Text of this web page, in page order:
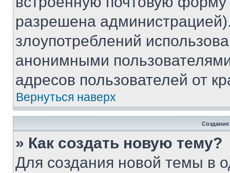
разрешена
злоупотреблений
анонимными
адресов пользователей от
Вернуться наверх
» Как создать новую тему?
Для создания новой темы в